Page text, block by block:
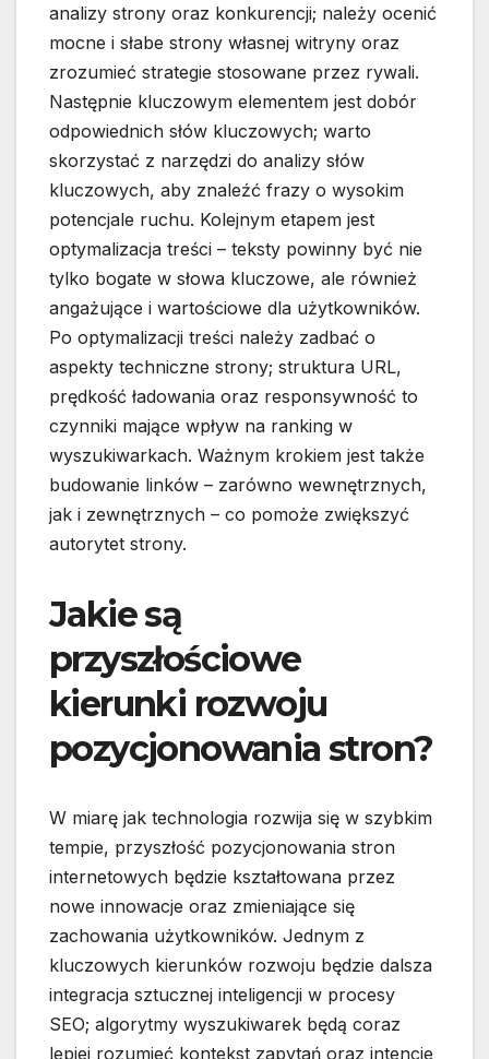
analizy strony oraz konkurencji; należy ocenić
mocne i słabe strony własnej witryny oraz
zrozumieć strategie stosowane przez rywali.
Następnie kluczowym elementem jest dobór
odpowiednich słów kluczowych; warto
skorzystać z narzędzi do analizy słów
kluczowych, aby znaleźć frazy o wysokim
potencjale ruchu. Kolejnym etapem jest
optymalizacja treści – teksty powinny być nie
tylko bogate w słowa kluczowe, ale również
angażujące i wartościowe dla użytkowników.
Po optymalizacji treści należy zadbać o
aspekty techniczne strony; struktura URL,
prędkość ładowania oraz responsywność to
czynniki mające wpływ na ranking w
wyszukiwarkach. Ważnym krokiem jest także
budowanie linków – zarówno wewnętrznych,
jak i zewnętrznych – co pomoże zwiększyć
autorytet strony.
Jakie są
przyszłościowe
kierunki rozwoju
pozycjonowania stron?
W miarę jak technologia rozwija się w szybkim
tempie, przyszłość pozycjonowania stron
internetowych będzie kształtowana przez
nowe innowacje oraz zmieniające się
zachowania użytkowników. Jednym z
kluczowych kierunków rozwoju będzie dalsza
integracja sztucznej inteligencji w procesy
SEO; algorytmy wyszukiwarek będą coraz
lepiej rozumieć kontekst zapytań oraz intencje